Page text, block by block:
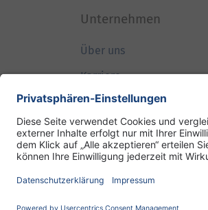
Unternehmen
Über uns
Karriere
Qualität
Patientensicherheit
Ihre Meinung